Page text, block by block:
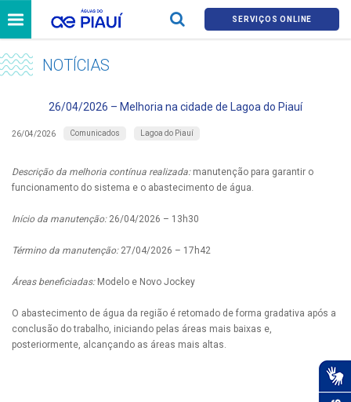
SERVIÇOS ONLINE
NOTÍCIAS
26/04/2026 – Melhoria na cidade de Lagoa do Piauí
26/04/2026 Comunicados Lagoa do Piauí
Descrição da melhoria contínua realizada:manutenção para garantir o
funcionamento do sistema e o abastecimento de água.
Início da manutenção:26/04/2026 – 13h30
Término da manutenção:27/04/2026 – 17h42
Áreas beneficiadas:Modelo e Novo Jockey
O abastecimento de água da região é retomado de forma gradativa após a
conclusão do trabalho, iniciando pelas áreas mais baixas e,
posteriormente, alcançando as áreas mais altas.